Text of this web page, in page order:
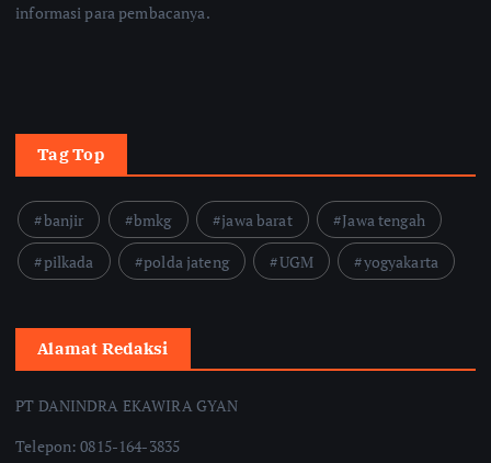
informasi para pembacanya.
Tag Top
banjir bmkg jawa barat
Jawa tengah
pilkada
polda jateng UGM yogyakarta
Alamat Redaksi
PT DANINDRA EKAWIRA GYAN
Telepon: 0815-164-3835